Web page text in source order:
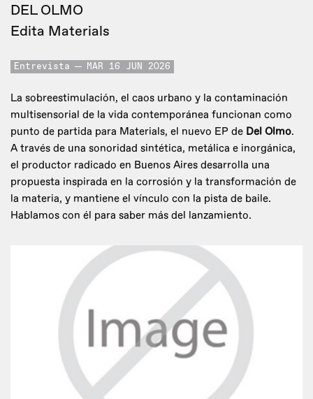
DEL OLMO
Edita Materials
Entrevista MAR 16 JUN 2026
La sobreestimulación, el caos urbano y la contaminación
multisensorial de la vida contemporánea funcionan como
punto de partida para Materials, el nuevo EP de Del Olmo.
A través de una sonoridad sintética, metálica e inorgánica,
el productor radicado en Buenos Aires desarrolla una
propuesta inspirada en la corrosión y la transformación de
la materia, y mantiene el vínculo con la pista de baile.
Hablamos con él para saber más del lanzamiento.